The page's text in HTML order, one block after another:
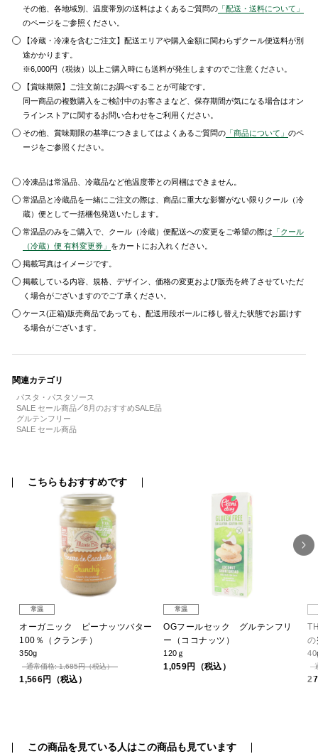
その他、各地域別、温度帯別の送料はよくあるご質問の 「配送・送料について」
のページをご参照ください。
【冷蔵・冷凍を含むご注文】配送エリアや購入金額に関わらずクール便送料が別
途かかります。
※6,000円（税抜）以上ご購入時にも送料が発生しますのでご注意ください。
【賞味期限】ご注文前にお調べすることが可能です。
同一商品の複数購入をご検討中のお客さまなど、保存期間が気になる場合はオン
ラインストアに関するお問い合わせをご利用ください。
その他、賞味期限の基準につきましてはよくあるご質問の 「商品について」のペ
ージをご参照ください。
冷凍品は常温品、冷蔵品など他温度帯との同梱はできません。
常温品と冷蔵品を一緒にご注文の際は、商品に重大な影響がない限りクール（冷
蔵）便として一括梱包発送いたします。
常温品のみをご購入で、クール（冷蔵）便配送への変更をご希望の際は 「クール
（冷蔵）便 有料変更券」 をカートにお入れください。
掲載写真はイメージです。
掲載している内容、規格、デザイン、価格の変更および販売を終了させていただ
く場合がございますのでご了承ください。
ケース(正箱)販売商品であっても、配送用段ボールに移し替えた状態でお届けす
る場合がございます。
関連カテゴリ
パスタ・パスタソース
SALE セール商品
8月のおすすめSALE品
グルテンフリー
SALE セール商品
こちらもおすすめです
常温
オーガニック ピーナッツバター
100％（クランチ）
350g
通常価格: 1,685円（税込）
1,566円（税込）
常温
OGフールセック グルテンフリ
ー（ココナッツ）
120ｇ
1,059円（税込）
この商品を見ている人はこの商品も見ています